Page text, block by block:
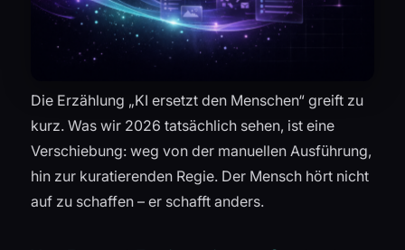
Die Erzählung „KI ersetzt den Menschen“ greift zu
kurz. Was wir 2026 tatsächlich sehen, ist eine
Verschiebung: weg von der manuellen Ausführung,
hin zur kuratierenden Regie. Der Mensch hört nicht
auf zu schaffen – er schafft anders.